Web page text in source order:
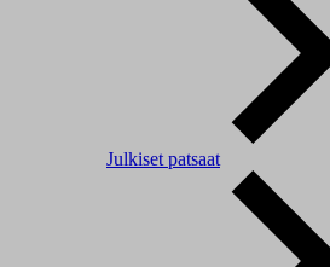
Julkiset patsaat